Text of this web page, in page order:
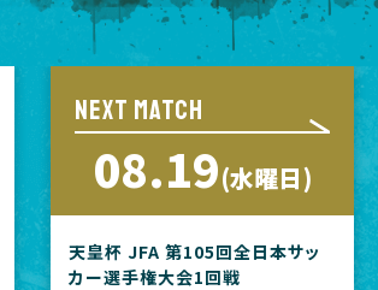
NEXT MATCH
08.19(水曜日)
天皇杯 JFA 第105回全日本サッ
カー選手権大会1回戦